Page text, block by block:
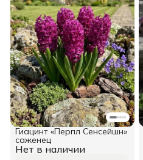
Нет в наличии
Гиацинт «Перпл Сенсейшн»
саженец